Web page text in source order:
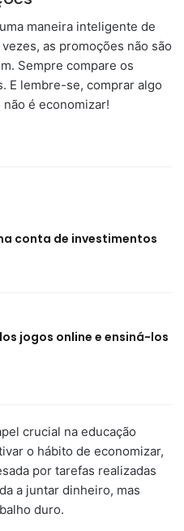
maneira inteligente de
as promoções não são
Sempre compare os
E lembre-se, comprar algo
é economizar!
conta de investimentos
jogos online e ensiná-los
crucial na educação
o hábito de economizar,
por tarefas realizadas
a juntar dinheiro, mas
duro.